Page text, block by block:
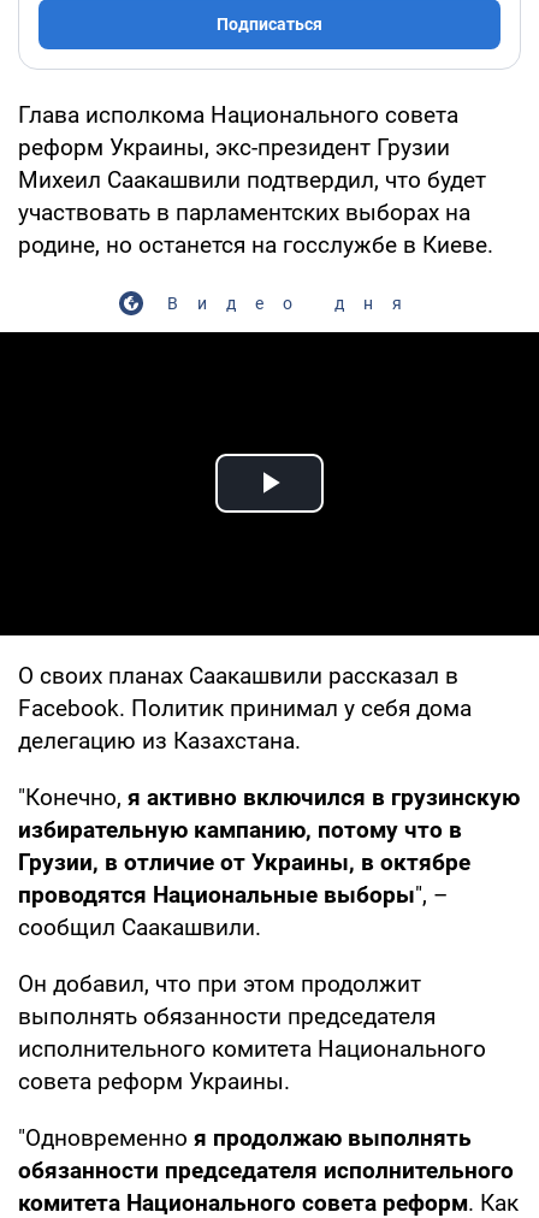
Подписаться
Глава исполкома Национального совета
реформ Украины, экс-президент Грузии
Михеил Саакашвили подтвердил, что будет
участвовать в парламентских выборах на
родине, но останется на госслужбе в Киеве.
Видео дня
Play Video
О своих планах Саакашвили рассказал в
Facebook. Политик принимал у себя дома
делегацию из Казахстана.
"Конечно, я активно включился в грузинскую
избирательную кампанию, потому что в
Грузии, в отличие от Украины, в октябре
проводятся Национальные выборы", –
сообщил Саакашвили.
Он добавил, что при этом продолжит
выполнять обязанности председателя
исполнительного комитета Национального
совета реформ Украины.
"Одновременно я продолжаю выполнять
обязанности председателя исполнительного
комитета Национального совета реформ. Как